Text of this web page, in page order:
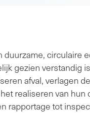
gezien
afval, verlagen
realiseren van
rapportage tot